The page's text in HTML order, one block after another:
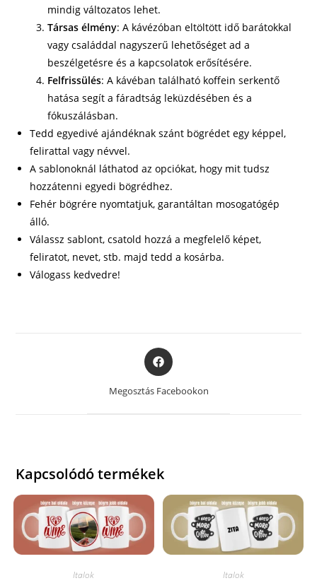
mindig változatos lehet.
Társas élmény: A kávézóban eltöltött idő barátokkal
vagy családdal nagyszerű lehetőséget ad a
beszélgetésre és a kapcsolatok erősítésére.
Felfrissülés: A kávéban található koffein serkentő
hatása segít a fáradtság leküzdésében és a
fókuszálásban.
Tedd egyedivé ajándéknak szánt bögrédet egy képpel,
felirattal vagy névvel.
A sablonoknál láthatod az opciókat, hogy mit tudsz
hozzátenni egyedi bögrédhez.
Fehér bögrére nyomtatjuk, garantáltan mosogatógép
álló.
Válassz sablont, csatold hozzá a megfelelő képet,
feliratot, nevet, stb. majd tedd a kosárba.
Válogass kedvedre!
Opens
in
a
Megosztás Facebookon
Kapcsolódó termékek
Italok Italok